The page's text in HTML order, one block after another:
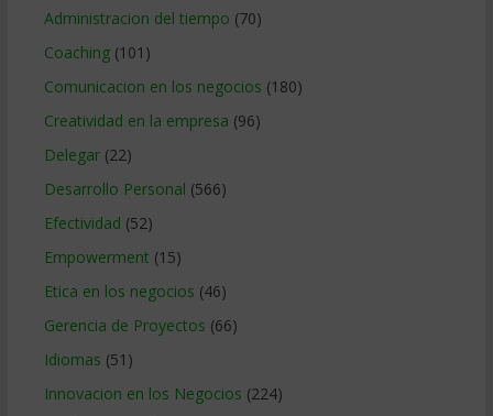
Administracion del tiempo (70)
Coaching(101)
Comunicacion en los negocios (180)
Creatividad en la empresa (96)
Delegar(22)
Desarrollo Personal (566)
Efectividad (52)
Empowerment (15)
Etica en los negocios (46)
Gerencia de Proyectos (66)
Idiomas (51)
Innovacion en los Negocios (224)